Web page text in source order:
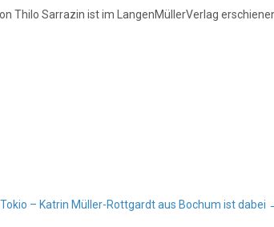
Thilo Sarrazin ist im LangenMüllerVerlag
– Katrin Müller-Rottgardt aus Bochum ist dabei